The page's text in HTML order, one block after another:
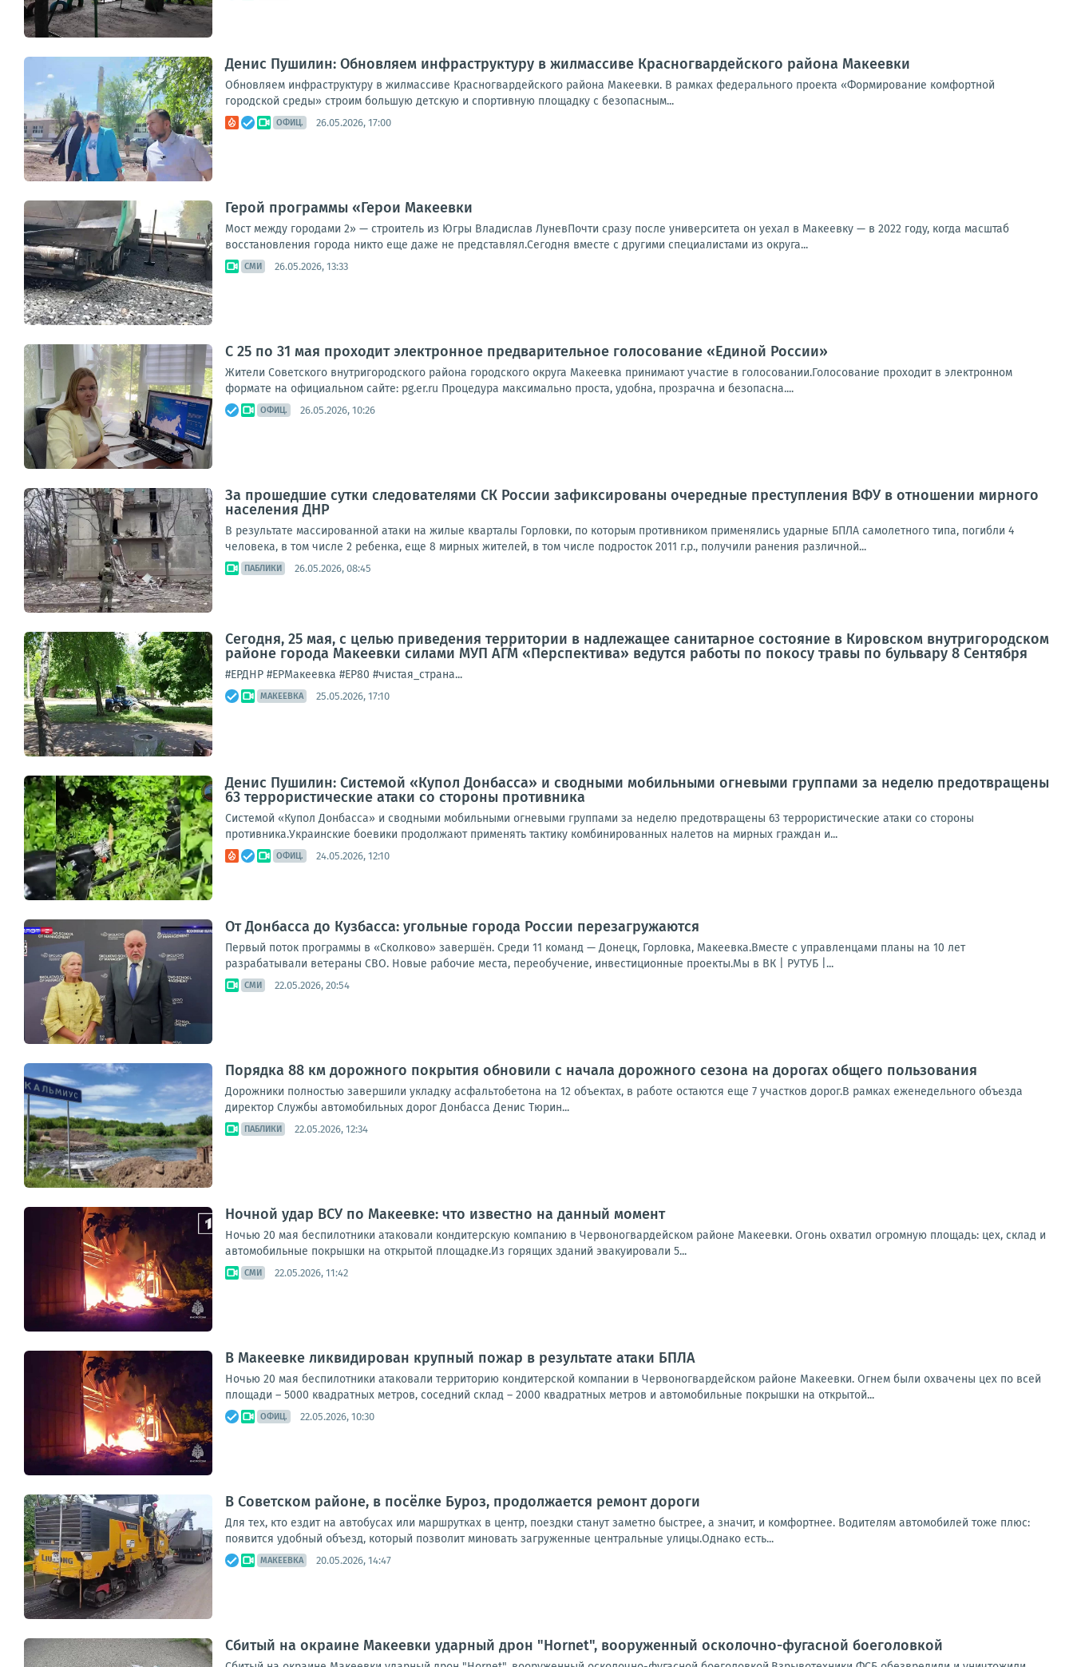
Денис Пушилин: Обновляем инфраструктуру в жилмассиве Красногвардейского района Макеевки
Обновляем инфраструктуру в жилмассиве Красногвардейского района Макеевки. В рамках федерального проекта «Формирование комфортной
городской среды» строим большую детскую и спортивную площадку с безопасным...
ОФИЦ. 26.05.2026, 17:00
Герой программы «Герои Макеевки
Мост между городами 2» — строитель из Югры Владислав ЛуневПочти сразу после университета он уехал в Макеевку — в 2022 году, когда масштаб
восстановления города никто еще даже не представлял.Сегодня вместе с другими специалистами из округа...
СМИ 26.05.2026, 13:33
С 25 по 31 мая проходит электронное предварительное голосование «Единой России»
Жители Советского внутригородского района городского округа Макеевка принимают участие в голосовании.Голосование проходит в электронном
формате на официальном сайте: pg.er.ru Процедура максимально проста, удобна, прозрачна и безопасна....
ОФИЦ. 26.05.2026, 10:26
За прошедшие сутки следователями СК России зафиксированы очередные преступления ВФУ в отношении мирного
населения ДНР
В результате массированной атаки на жилые кварталы Горловки, по которым противником применялись ударные БПЛА самолетного типа, погибли 4
человека, в том числе 2 ребенка, еще 8 мирных жителей, в том числе подросток 2011 г.р., получили ранения различной...
ПАБЛИКИ 26.05.2026, 08:45
Сегодня, 25 мая, с целью приведения территории в надлежащее санитарное состояние в Кировском внутригородском
районе города Макеевки силами МУП АГМ «Перспектива» ведутся работы по покосу травы по бульвару 8 Сентября
#ЕРДНР #ЕРМакеевка #ЕР80 #чистая_страна...
МАКЕЕВКА 25.05.2026, 17:10
Денис Пушилин: Системой «Купол Донбасса» и сводными мобильными огневыми группами за неделю предотвращены
63 террористические атаки со стороны противника
Системой «Купол Донбасса» и сводными мобильными огневыми группами за неделю предотвращены 63 террористические атаки со стороны
противника.Украинские боевики продолжают применять тактику комбинированных налетов на мирных граждан и...
ОФИЦ. 24.05.2026, 12:10
От Донбасса до Кузбасса: угольные города России перезагружаются
Первый поток программы в «Сколково» завершён. Среди 11 команд — Донецк, Горловка, Макеевка.Вместе с управленцами планы на 10 лет
разрабатывали ветераны СВО. Новые рабочие места, переобучение, инвестиционные проекты.Мы в ВК | РУТУБ |...
СМИ 22.05.2026, 20:54
Порядка 88 км дорожного покрытия обновили с начала дорожного сезона на дорогах общего пользования
Дорожники полностью завершили укладку асфальтобетона на 12 объектах, в работе остаются еще 7 участков дорог.В рамках еженедельного объезда
директор Службы автомобильных дорог Донбасса Денис Тюрин...
ПАБЛИКИ 22.05.2026, 12:34
Ночной удар ВСУ по Макеевке: что известно на данный момент
Ночью 20 мая беспилотники атаковали кондитерскую компанию в Червоногвардейском районе Макеевки. Огонь охватил огромную площадь: цех, склад и
автомобильные покрышки на открытой площадке.Из горящих зданий эвакуировали 5...
СМИ 22.05.2026, 11:42
В Макеевке ликвидирован крупный пожар в результате атаки БПЛА
Ночью 20 мая беспилотники атаковали территорию кондитерской компании в Червоногвардейском районе Макеевки. Огнем были охвачены цех по всей
площади – 5000 квадратных метров, соседний склад – 2000 квадратных метров и автомобильные покрышки на открытой...
ОФИЦ. 22.05.2026, 10:30
В Советском районе, в посёлке Буроз, продолжается ремонт дороги
Для тех, кто ездит на автобусах или маршрутках в центр, поездки станут заметно быстрее, а значит, и комфортнее. Водителям автомобилей тоже плюс:
появится удобный объезд, который позволит миновать загруженные центральные улицы.Однако есть...
МАКЕЕВКА 20.05.2026, 14:47
Сбитый на окраине Макеевки ударный дрон "Hornet", вооруженный осколочно-фугасной боеголовкой